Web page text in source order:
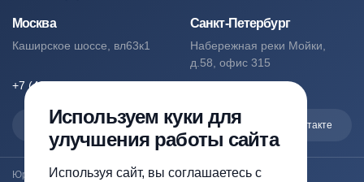
Москва
Каширское шоссе, вл63к1
+7 (495) 127-76-53
Санкт-Петербург
Набережная реки Мойки,
д.58, офис 315
+7 (812) 244-49-61
Max Telegram Вконтакте
Юридический адрес: Москва, Каширское шоссе, вл63к1
Используем куки для
улучшения работы сайта
Используя сайт, вы соглашаетесь с